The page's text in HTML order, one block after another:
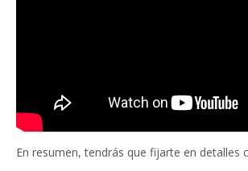
En resumen, tendrás que fijarte en detalles